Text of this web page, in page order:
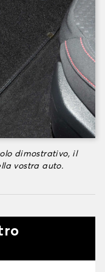
dimostrativo, il
vostra auto.